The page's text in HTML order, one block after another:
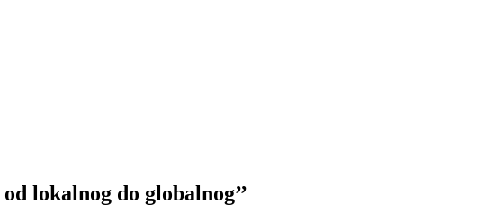
lokalnog do globalnog’’